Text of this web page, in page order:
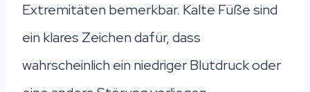
Extremitäten bemerkbar. Kalte Füße sind
ein klares Zeichen dafür, dass
wahrscheinlich ein niedriger Blutdruck oder